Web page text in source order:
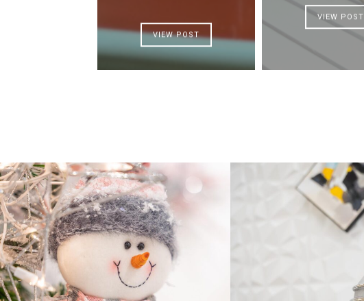
VIEW POST
VIEW POST